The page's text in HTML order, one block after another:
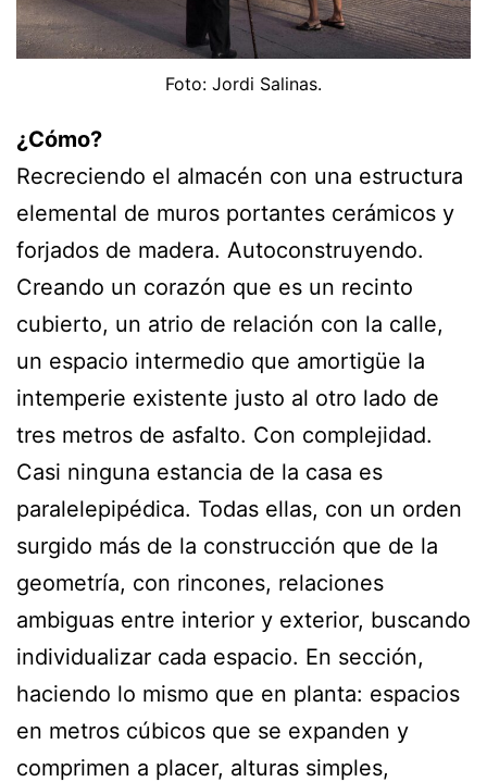
Foto: Jordi Salinas.
¿Cómo?
Recreciendo el almacén con una estructura
elemental de muros portantes cerámicos y
forjados de madera. Autoconstruyendo.
Creando un corazón que es un recinto
cubierto, un atrio de relación con la calle,
un espacio intermedio que amortigüe la
intemperie existente justo al otro lado de
tres metros de asfalto. Con complejidad.
Casi ninguna estancia de la casa es
paralelepipédica. Todas ellas, con un orden
surgido más de la construcción que de la
geometría, con rincones, relaciones
ambiguas entre interior y exterior, buscando
individualizar cada espacio. En sección,
haciendo lo mismo que en planta: espacios
en metros cúbicos que se expanden y
comprimen a placer, alturas simples,